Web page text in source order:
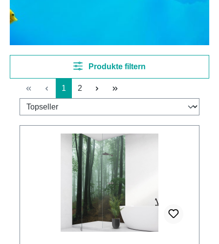
Produkte filtern
Seite
1 Seite
2